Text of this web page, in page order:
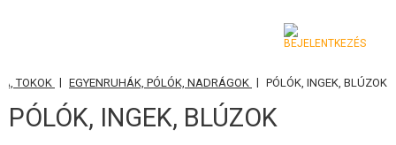
KATEGÓRIA
AIRSOFT FEGYVEREK
TOKOK | EGYENRUHÁK, PÓLÓK, NADRÁGOK | PÓLÓK, INGEK, BLÚZOK
PÓLÓK, INGEK, BLÚZOK